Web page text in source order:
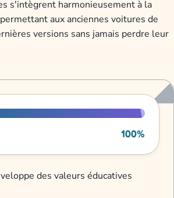
s'intègrent harmonieusement à la
aux anciennes voitures de
versions sans jamais perdre leur
100%
des valeurs éducatives